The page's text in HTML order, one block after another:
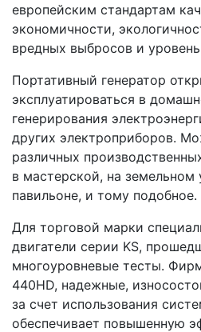
европейским стандартам
экономичности,
вредных выбросов и
Портативный генератор
эксплуатироваться в
генерирования
других электроприборов.
различных
в мастерской, на земельном
павильоне, и тому подобное.
Для торговой марки
двигатели серии KS,
многоуровневые тесты.
440HD, надежные,
за счет использования
обеспечивает повышенную